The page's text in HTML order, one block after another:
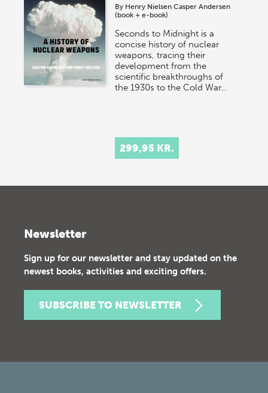
By Henry Nielsen Casper Andersen
(book + e-book)
Seconds to Midnight is a
concise history of nuclear
weapons, tracing their
development from the
scientific breakthroughs of
the 1930s to the Cold War…
299,95 KR.
Newsletter
Sign up for our newsletter and stay updated on the
newest books, activities and exciting offers.
SUBSCRIBE TO NEWSLETTER